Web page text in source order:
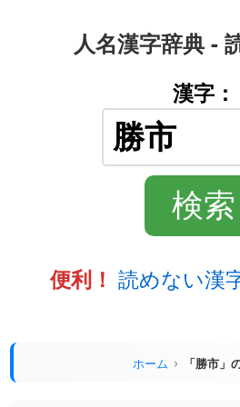
人名漢字辞典 -
漢字：
便利！ 読めない漢
ホーム 「勝市」